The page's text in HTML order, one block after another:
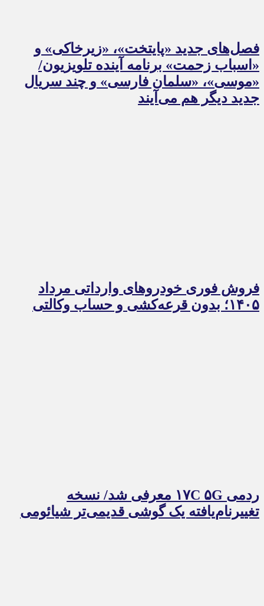
فصل‌های جدید «پایتخت»، «زیرخاکی» و
«اسباب زحمت» برنامه آینده تلویزیون/
«موسی»، «سلمان فارسی» و چند سریال
جدید دیگر هم می‌آیند
فروش فوری خودروهای وارداتی مرداد
۱۴۰۵؛ بدون قرعه‌کشی و حساب وکالتی
ردمی ۱۷C ۵G معرفی شد/ نسخه
تغییرنام‌یافته یک گوشی قدیمی‌تر شیائومی